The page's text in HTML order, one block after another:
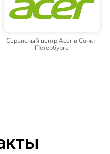
Сервисный центр Acer в Санкт-
Петербурге